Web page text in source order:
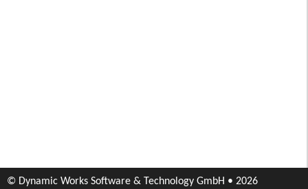
© Dynamic Works Software & Technology GmbH • 2026